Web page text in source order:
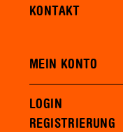
KONTAKT
MEIN KONTO
LOGIN
REGISTRIERUNG